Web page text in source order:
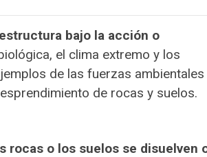
bajo la acción o
el clima extremo y los
de las fuerzas ambientales
de rocas y suelos.
rocas o los suelos se disuelven